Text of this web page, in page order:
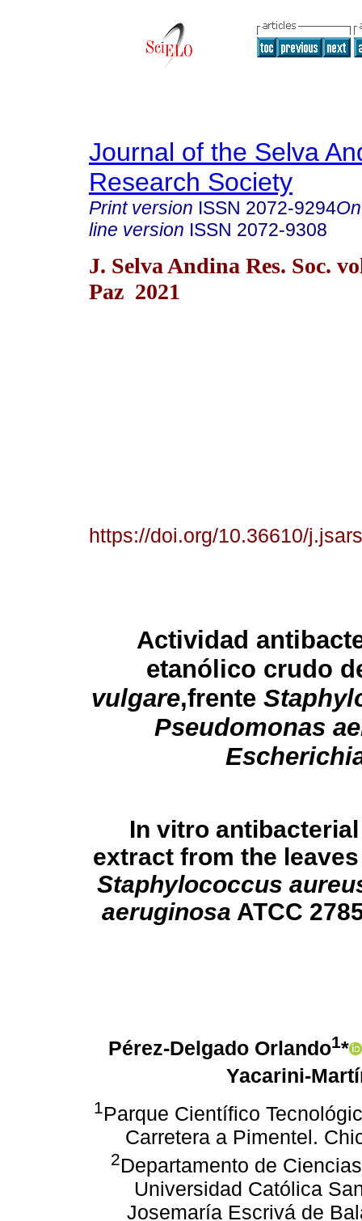
Journal of the Selva
Research Society
Print version ISSN 2072-9294
line version ISSN 2072-9308
J. Selva Andina Res. Soc.
Paz 2021
https://doi.org/10.36610/
Actividad
etanólico crudo
vulgare,frente
Pseudomonas
In vitro
extract from the
Staphylococcus
aeruginosa ATCC
Pérez-Delgado Orlando1*
Yacarini-
1Parque Científico
Carretera a Pimentel.
2Departamento de
Universidad Católica
Josemaría Escrivá de